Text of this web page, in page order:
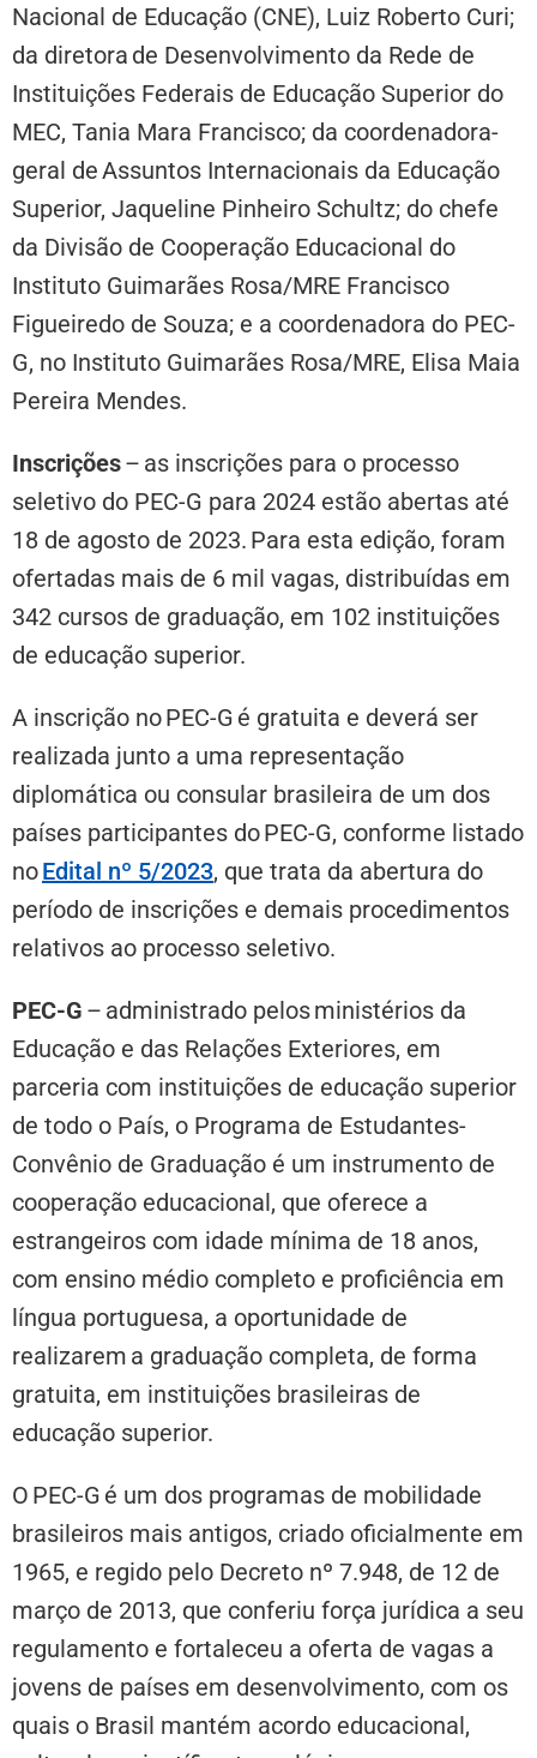
Nacional de Educação (CNE), Luiz Roberto Curi;
da diretora de Desenvolvimento da Rede de
Instituições Federais de Educação Superior do
MEC, Tania Mara Francisco; da coordenadora-
geral de Assuntos Internacionais da Educação
Superior, Jaqueline Pinheiro Schultz; do chefe
da Divisão de Cooperação Educacional do
Instituto Guimarães Rosa/MRE Francisco
Figueiredo de Souza; e a coordenadora do PEC-
G, no Instituto Guimarães Rosa/MRE, Elisa Maia
Pereira Mendes.
Inscrições– as inscrições para o processo
seletivo do PEC-G para 2024 estão abertas até
18 de agosto de 2023. Para esta edição, foram
ofertadas mais de 6 mil vagas, distribuídas em
342 cursos de graduação, em 102 instituições
de educação superior.
A inscrição no PEC-G é gratuita e deverá ser
realizada junto a uma representação
diplomática ou consular brasileira de um dos
países participantes do PEC-G, conforme listado
noEdital nº 5/2023, que trata da abertura do
período de inscrições e demais procedimentos
relativos ao processo seletivo.
PEC-G – administrado pelos ministérios da
Educação e das Relações Exteriores, em
parceria com instituições de educação superior
de todo o País, o Programa de Estudantes-
Convênio de Graduação é um instrumento de
cooperação educacional, que oferece a
estrangeiros com idade mínima de 18 anos,
com ensino médio completo e proficiência em
língua portuguesa, a oportunidade de
realizarem a graduação completa, de forma
gratuita, em instituições brasileiras de
educação superior.
O PEC-G é um dos programas de mobilidade
brasileiros mais antigos, criado oficialmente em
1965, e regido pelo Decreto nº 7.948, de 12 de
março de 2013, que conferiu força jurídica a seu
regulamento e fortaleceu a oferta de vagas a
jovens de países em desenvolvimento, com os
quais o Brasil mantém acordo educacional,